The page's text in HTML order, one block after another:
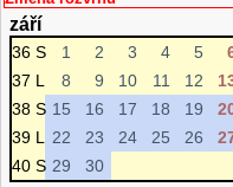
září
36 S 1 2 3 4 5
37 L
8 9 10 11 12
38 S 15 16 17 18 19
39 L
22 23 24 25 26
40 S 29 30